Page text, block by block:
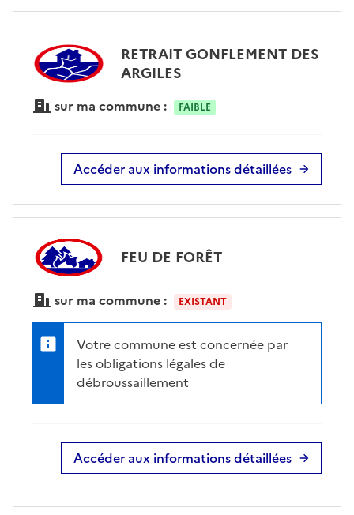
RETRAIT GONFLEMENT DES
ARGILES
sur ma commune : FAIBLE
Accéder aux informations détaillées
FEU DE FORÊT
sur ma commune : EXISTANT
Votre commune est concernée par
les obligations légales de
débroussaillement
Accéder aux informations détaillées